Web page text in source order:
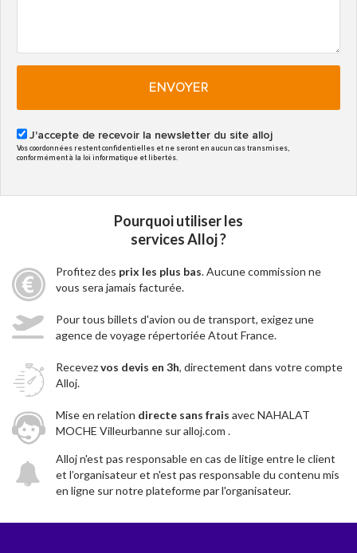
ENVOYER
J'accepte de recevoir la newsletter du site alloj
Vos coordonnées restent confidentielles et ne seront en aucun cas transmises,
conformément à la loi informatique et libertés.
Pourquoi utiliser les
services Alloj ?
Profitez des prix les plus bas. Aucune commission ne
vous sera jamais facturée.
Pour tous billets d'avion ou de transport, exigez une
agence de voyage répertoriée Atout France.
Recevezvos devis en 3h, directement dans votre compte
Alloj.
Mise en relation directe sans frais avec NAHALAT
MOCHE Villeurbanne sur alloj.com .
Alloj n'est pas responsable en cas de litige entre le client
et l’organisateur et n'est pas responsable du contenu mis
en ligne sur notre plateforme par l'organisateur.